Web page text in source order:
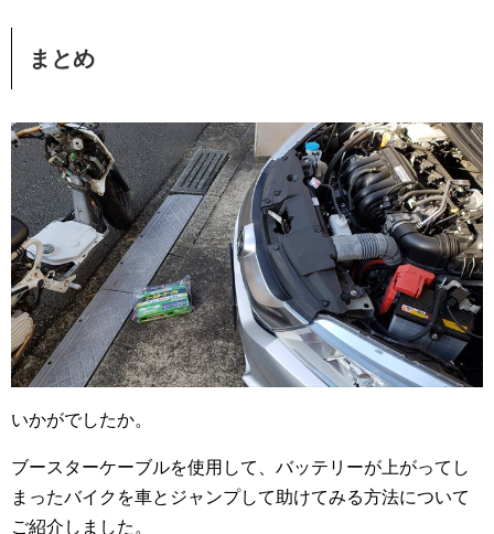
まとめ
いかがでしたか。
ブースターケーブルを使用して、バッテリーが上がってし
まったバイクを車とジャンプして助けてみる方法について
ご紹介しました。